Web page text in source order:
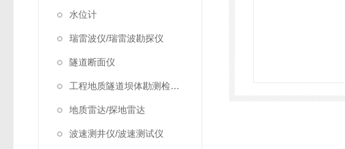
水位计
瑞雷波仪/瑞雷波勘探仪
隧道断面仪
工程地质隧道坝体勘测检测仪器
地质雷达/探地雷达
波速测井仪/波速测试仪